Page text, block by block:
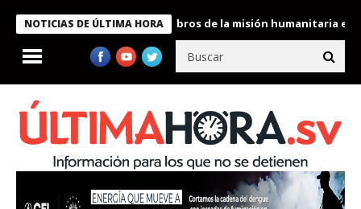
NOTICIAS DE ÚLTIMA HORA
Bukele condecora a miembros de la misión humanitaria